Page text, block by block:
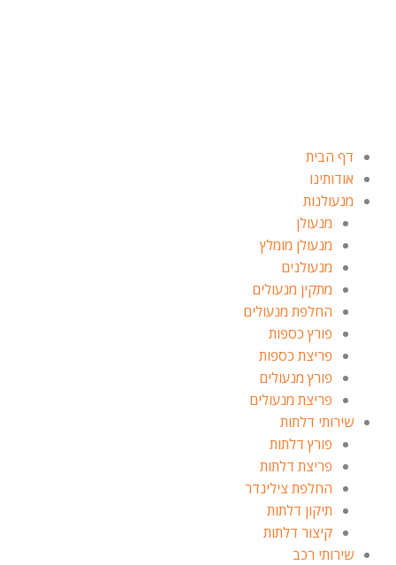
דף הבית
אודותינו
מנעולנות
מנעולן
מנעולן מומלץ
מנעולנים
מתקין מנעולים
החלפת מנעולים
פורץ כספות
פריצת כספות
פורץ מנעולים
פריצת מנעולים
שירותי דלתות
פורץ דלתות
פריצת דלתות
החלפת צילינדר
תיקון דלתות
קיצור דלתות
שירותי רכב